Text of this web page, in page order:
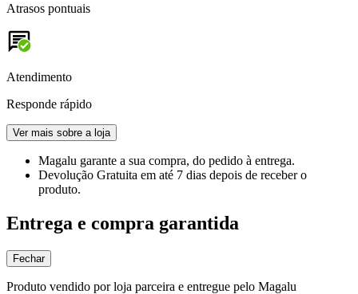
Atrasos pontuais
Atendimento
Responde rápido
Ver mais sobre a loja
Magalu garante a sua compra, do pedido à entrega.
Devolução Gratuita em até 7 dias depois de receber o
produto.
Entrega e compra garantida
Fechar
Produto vendido por loja parceira e entregue pelo Magalu